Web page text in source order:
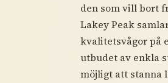
den som vill bort
Lakey Peak
kvalitetsvågor på
utbudet av enkla
möjligt att stanna